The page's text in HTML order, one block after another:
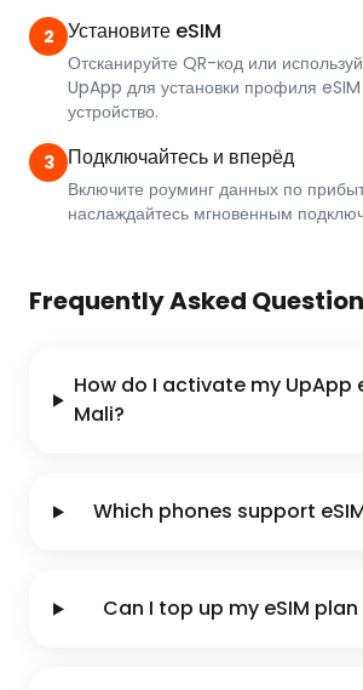
2 Установите eSIM
Отсканируйте QR-код или
UpApp для установки профиля
устройство.
3 Подключайтесь и вперёд
Включите роуминг данных по
наслаждайтесь мгновенным
Frequently Asked
How do I activate my UpApp
Mali?
Which phones support
Can I top up my eSIM plan